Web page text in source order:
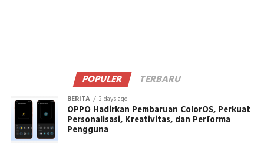
POPULER TERBARU
BERITA 3 days ago
OPPO Hadirkan Pembaruan ColorOS, Perkuat
Personalisasi, Kreativitas, dan Performa
Pengguna